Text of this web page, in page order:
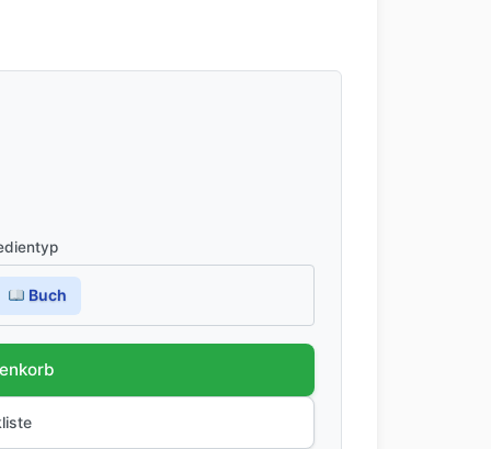
Buch